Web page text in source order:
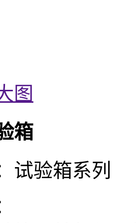
图
箱
试验箱系列